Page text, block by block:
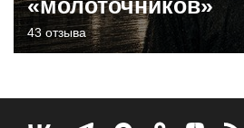
«молоточников»
43 отзыва